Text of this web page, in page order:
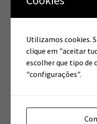
Novidade
Pilates
Meta
Utilizamos cookies.
clique em "aceitar
escolher que tipo de
"configurações".